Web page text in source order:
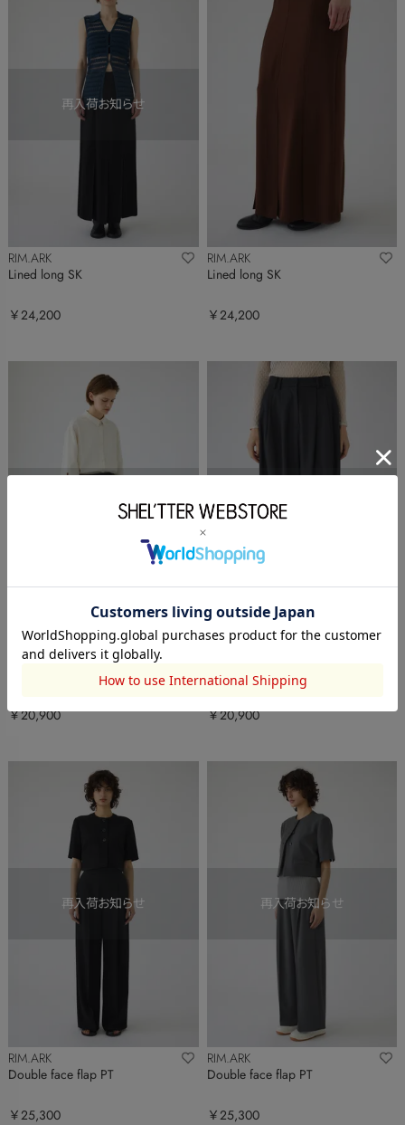
RIM.ARK
Lined long SK
￥24,200
RIM.ARK
Lined long SK
￥24,200
RIM.ARK
W tuck wide slacks
￥20,900
W tuck wide slacks
￥20,900
RIM.ARK
Double face flap PT
￥25,300
RIM.ARK
Double face flap PT
￥25,300